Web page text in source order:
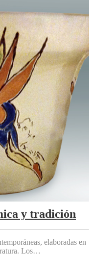
y tradición
elaboradas en
Los…